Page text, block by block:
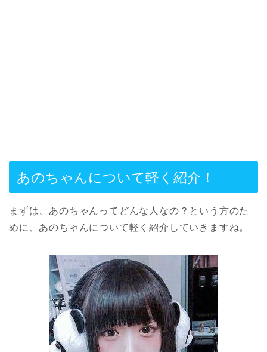
あのちゃんについて軽く紹介！
まずは、あのちゃんってどんな人なの？という方のた
めに、あのちゃんについて軽く紹介していきますね。